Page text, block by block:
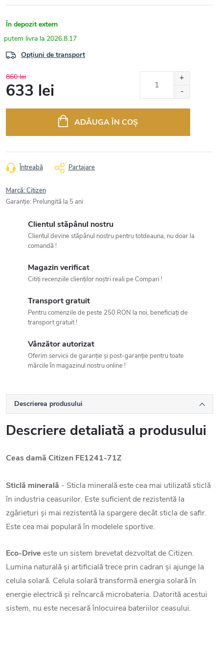
În depozit extern
2026.8.17
Opțiuni de transport
860 lei
633 lei
ADĂUGA ÎN COŞ
Întreabă Partajare
Marcă:Citizen
Garanţie: Prelungită la 5 ani
Clientul stăpânul nostru
Clientul devine stăpânul nostru pentru totdeauna, nu doar la
comandă !
Magazin verificat
Citiți recenziile clienților noștri reali pe Compari !
Transport gratuit
Pentru comenzile de peste 250 RON la noi, beneficiați de
transport gratuit !
Vânzător autorizat
Oferim servicii de garanție și post-garanție pentru toate
mărcile în magazinul nostru online !
Descrierea produsului
Descriere detaliată a produsului
Ceas damă Citizen FE1241-71Z
Sticlă minerală - Sticla minerală este cea mai utilizată sticlă
în industria ceasurilor. Este suficient de rezistentă la
zgârieturi și mai rezistentă la spargere decât sticla de safir.
Este cea mai populară în modelele sportive.
Eco-Drive este un sistem brevetat dezvoltat de Citizen.
Lumina naturală și artificială trece prin cadran și ajunge la
celula solară. Celula solară transformă energia solară în
energie electrică și reîncarcă microbateria. Datorită acestui
sistem, nu este necesară înlocuirea bateriilor ceasului.